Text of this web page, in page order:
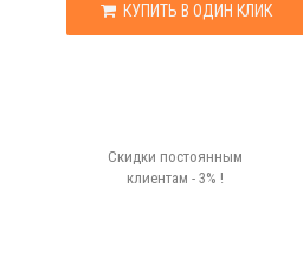
КУПИТЬ В ОДИН КЛИК
Скидки постоянным
клиентам - 3% !